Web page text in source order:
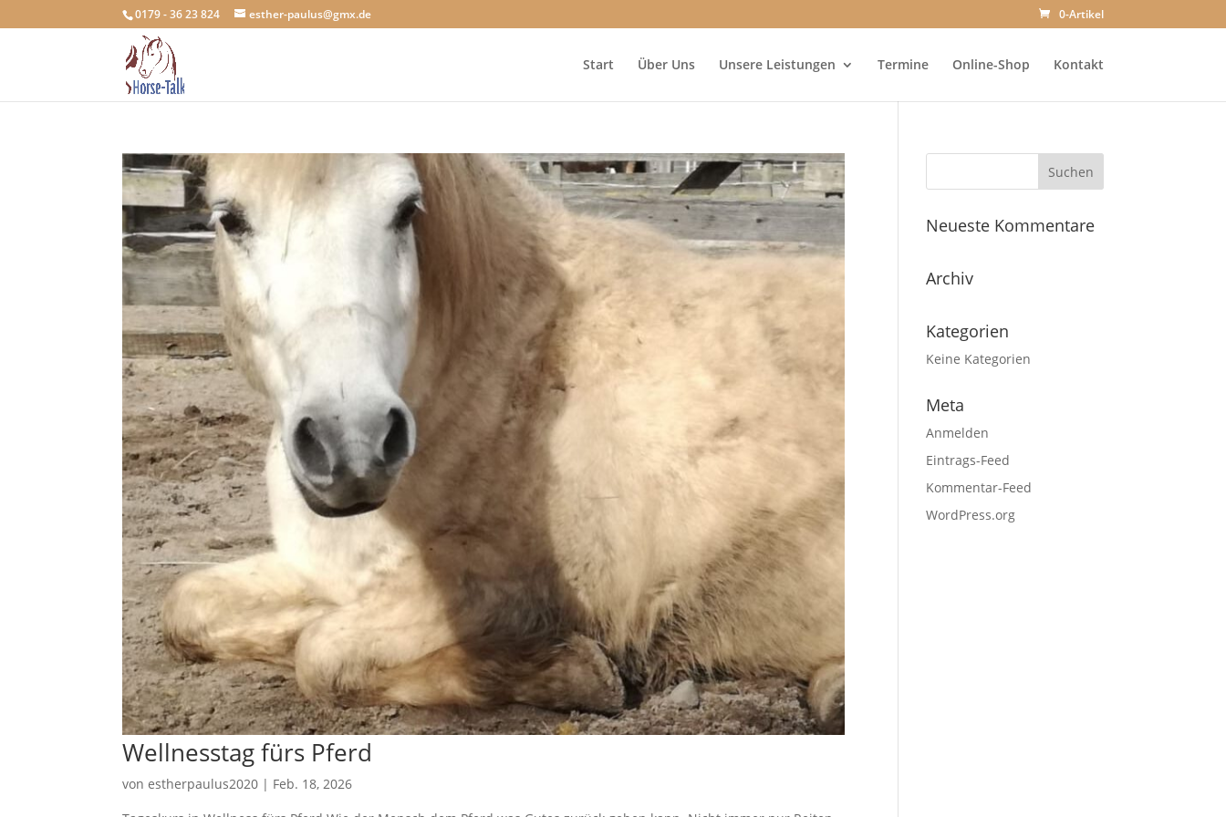
0179 - 36 23 824 esther-paulus@gmx.de 0-Artikel
Start Über Uns Unsere Leistungen Termine Online-Shop Kontakt
Wellnesstag fürs Pferd
vonestherpaulus2020 | Feb. 18, 2026
Neueste Kommentare
Archiv
Kategorien
Keine Kategorien
Meta
Anmelden
Eintrags-Feed
Kommentar-Feed
WordPress.org